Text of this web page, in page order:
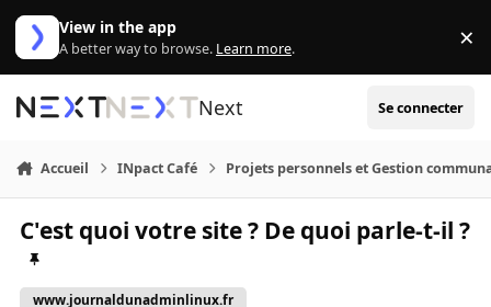
Aller au contenu
View in the app
A better way to browse. Learn more. ×
Next Se connecter
Accueil INpact Café Projets personnels et Gestion
C'est quoi votre site ? De quoi parle-t-il ?
www.journaldunadminlinux.fr